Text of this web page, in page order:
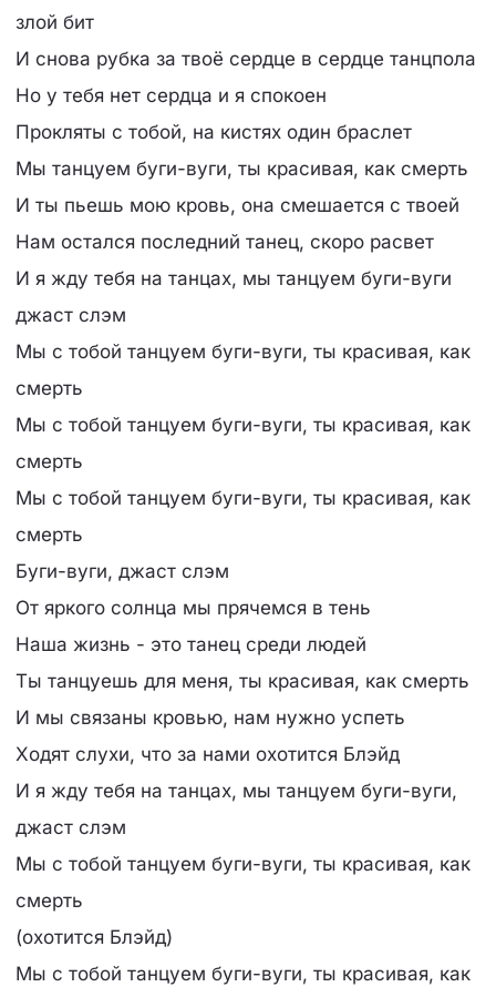
злой бит
И снова рубка за твоё сердце в сердце танцпола
Но у тебя нет сердца и я спокоен
Прокляты с тобой, на кистях один браслет
Мы танцуем буги-вуги, ты красивая, как смерть
И ты пьешь мою кровь, она смешается с твоей
Нам остался последний танец, скоро расвет
И я жду тебя на танцах, мы танцуем буги-вуги
джаст слэм
Мы с тобой танцуем буги-вуги, ты красивая, как
смерть
Мы с тобой танцуем буги-вуги, ты красивая, как
смерть
Мы с тобой танцуем буги-вуги, ты красивая, как
смерть
Буги-вуги, джаст слэм
От яркого солнца мы прячемся в тень
Наша жизнь - это танец среди людей
Ты танцуешь для меня, ты красивая, как смерть
И мы связаны кровью, нам нужно успеть
Ходят слухи, что за нами охотится Блэйд
И я жду тебя на танцах, мы танцуем буги-вуги,
джаст слэм
Мы с тобой танцуем буги-вуги, ты красивая, как
смерть
(охотится Блэйд)
Мы с тобой танцуем буги-вуги, ты красивая, как